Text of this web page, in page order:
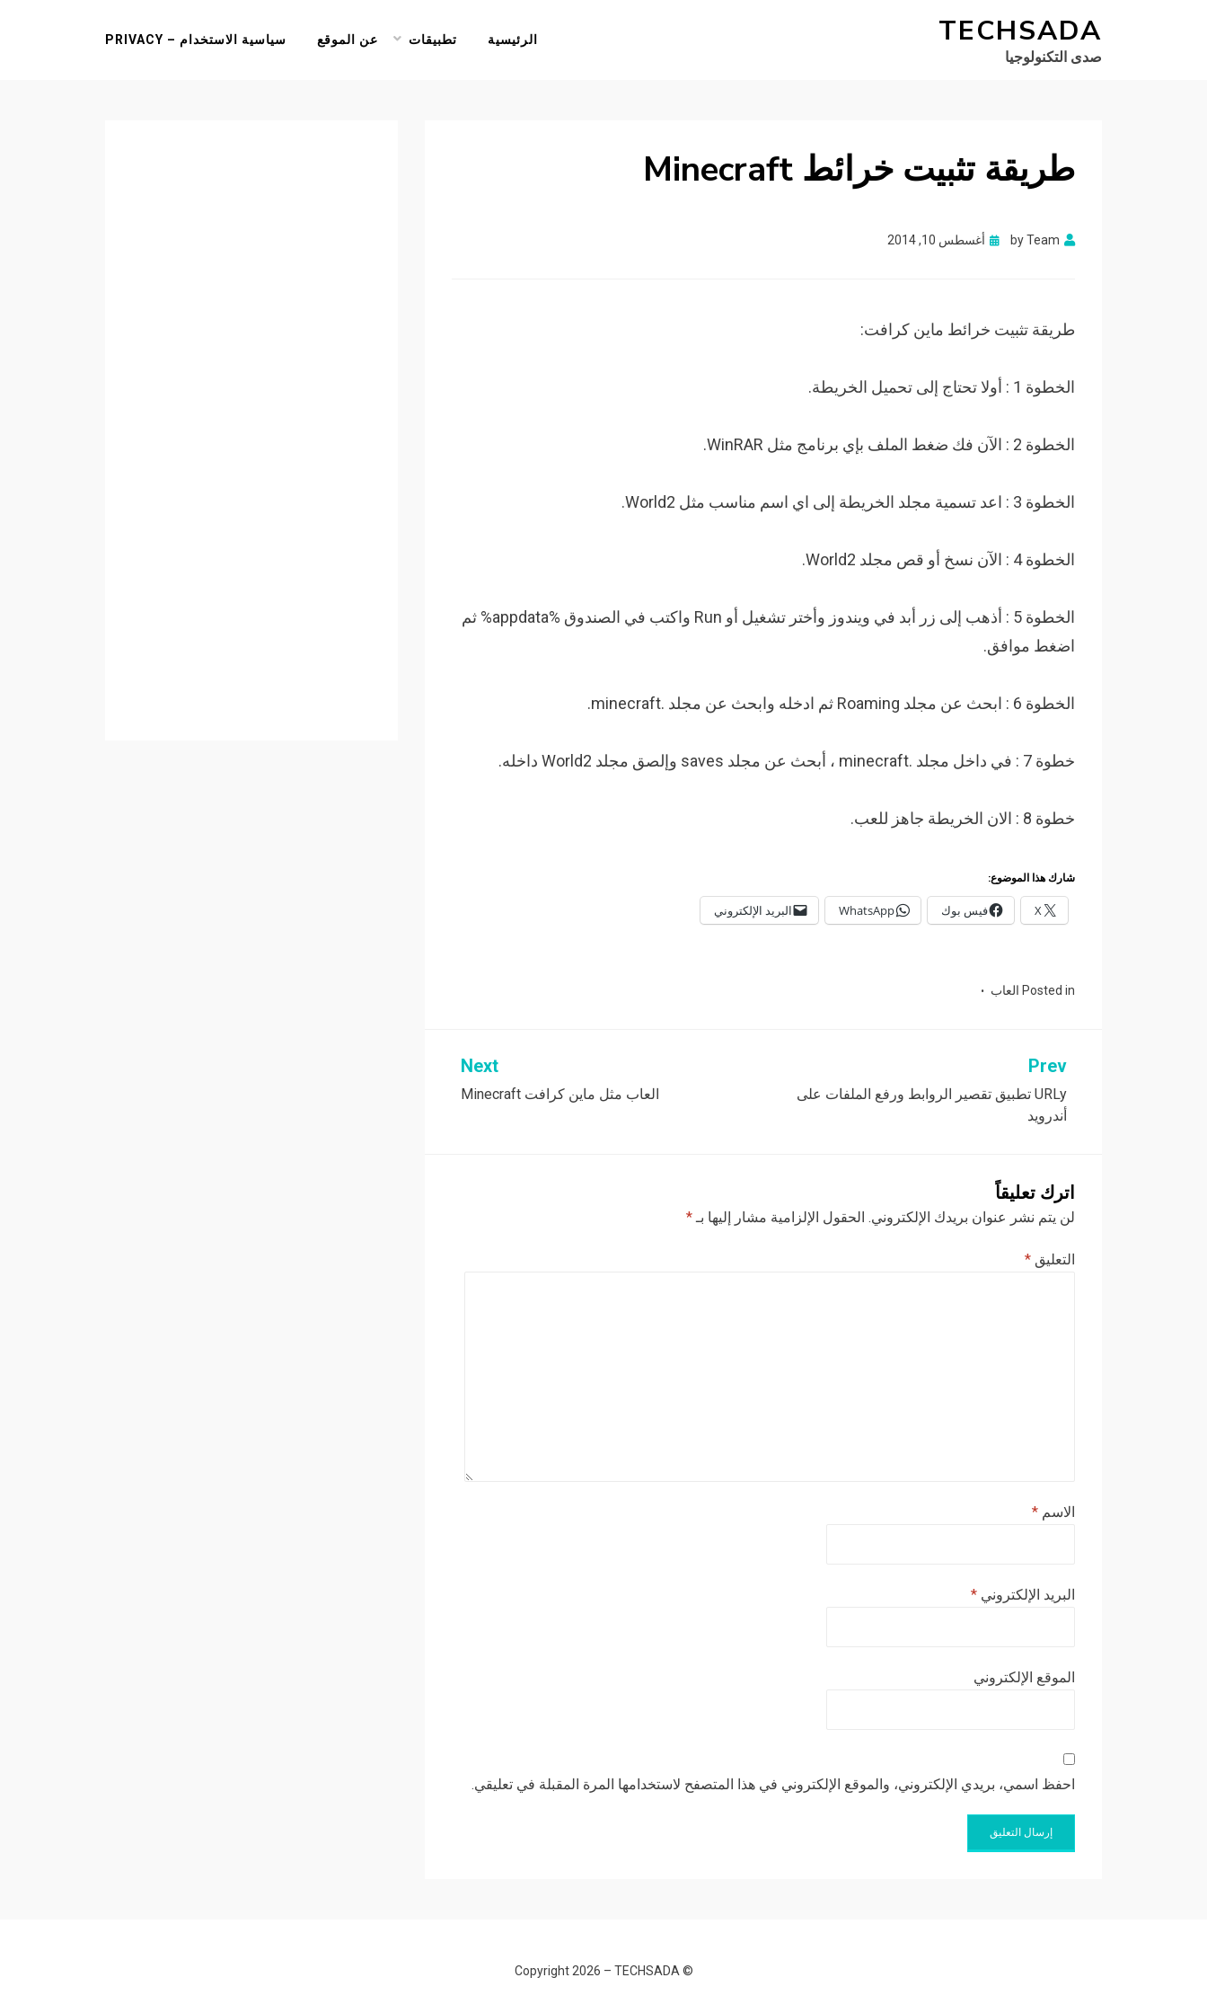
TECHSADA
صدى التكنولوجيا
الرئيسية تطبيقات عن الموقع سياسية الاستخدام – PRIVACY
طريقة تثبيت خرائط Minecraft
byTeam
Posted
أغسطس 10, 2014
طريقة تثبيت خرائط ماين كرافت:
الخطوة 1 : أولا تحتاج إلى تحميل الخريطة.
الخطوة 2 : الآن فك ضغط الملف بإي برنامج مثل WinRAR.
الخطوة 3 : اعد تسمية مجلد الخريطة إلى اي اسم مناسب مثل World2.
الخطوة 4 : الآن نسخ أو قص مجلد World2.
الخطوة 5 : أذهب إلى زر أبد في ويندوز وأختر تشغيل أو Run واكتب في الصندوق %appdata% ثم
اضغط موافق.
الخطوة 6 : ابحث عن مجلد Roaming ثم ادخله وابحث عن مجلد .minecraft.
خطوة 7 : في داخل مجلد .minecraft ، أبحث عن مجلد saves وإلصق مجلد World2 داخله.
خطوة 8 : الان الخريطة جاهز للعب.
شارك هذا الموضوع:
X فيس بوك WhatsApp البريد الإلكتروني
Posted in العاب
تصفّح
المقالات
Prev
URLy تطبيق تقصير الروابط ورفع الملفات على
أندرويد
Next
العاب مثل ماين كرافت Minecraft
اترك تعليقاً
لن يتم نشر عنوان بريدك الإلكتروني. الحقول الإلزامية مشار إليها بـ*
التعليق *
الاسم *
البريد الإلكتروني *
الموقع الإلكتروني
احفظ اسمي، بريدي الإلكتروني، والموقع الإلكتروني في هذا المتصفح لاستخدامها المرة المقبلة في تعليقي.
© Copyright 2026 –
TECHSADA